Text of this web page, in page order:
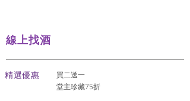
線上找酒
​精選優惠
買二送一
堂主珍藏75折